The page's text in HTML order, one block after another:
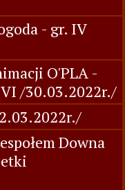
- gr. IV
O'PLA -
VI /30.03.2022r./
Downa